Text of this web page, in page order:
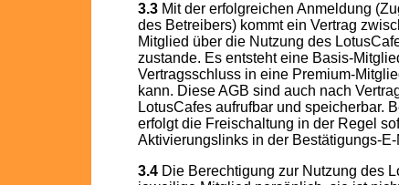
3.3 Mit der erfolgreichen Anmeldung
des Betreibers) kommt ein Vertrag
Mitglied über die Nutzung des
zustande. Es entsteht eine Basis-
Vertragsschluss in eine Premium-
kann. Diese AGB sind auch nach
LotusCafes aufrufbar und speicherbar.
erfolgt die Freischaltung in der Regel
Aktivierungslinks in der Bestätigungs-
3.4 Die Berechtigung zur Nutzung des